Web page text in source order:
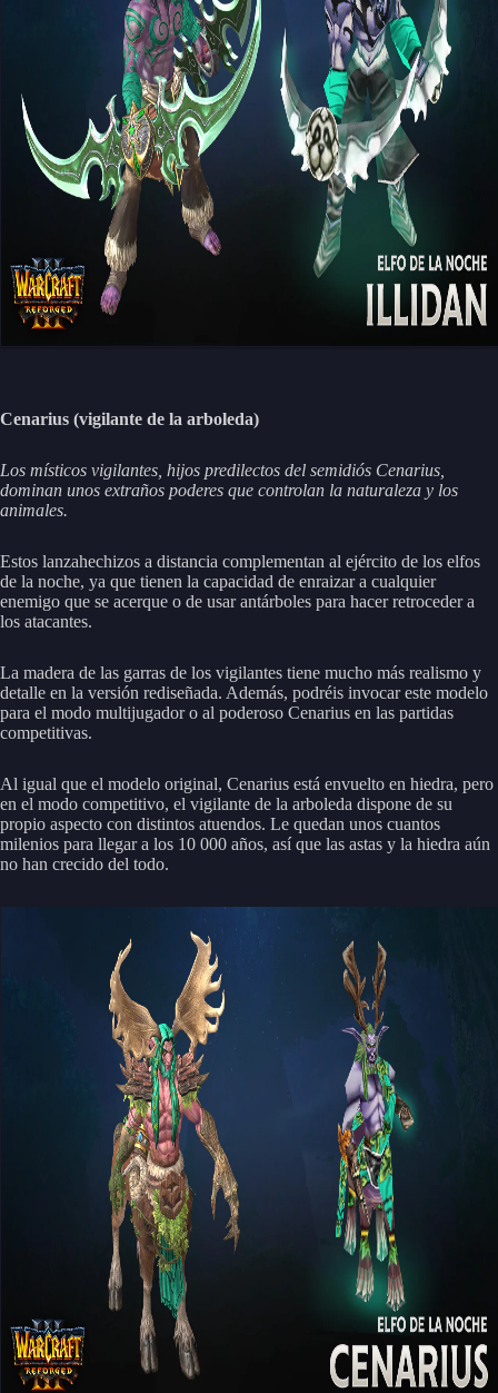
Cenarius (vigilante de la arboleda)
Los místicos vigilantes, hijos predilectos del semidiós Cenarius,
dominan unos extraños poderes que controlan la naturaleza y los
animales.
Estos lanzahechizos a distancia complementan al ejército de los elfos
de la noche, ya que tienen la capacidad de enraizar a cualquier
enemigo que se acerque o de usar antárboles para hacer retroceder a
los atacantes.
La madera de las garras de los vigilantes tiene mucho más realismo y
detalle en la versión rediseñada. Además, podréis invocar este modelo
para el modo multijugador o al poderoso Cenarius en las partidas
competitivas.
Al igual que el modelo original, Cenarius está envuelto en hiedra, pero
en el modo competitivo, el vigilante de la arboleda dispone de su
propio aspecto con distintos atuendos. Le quedan unos cuantos
milenios para llegar a los 10 000 años, así que las astas y la hiedra aún
no han crecido del todo.